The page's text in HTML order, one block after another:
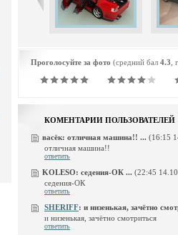
Проголосуйте за фото (средний бал 4.3
КОМЕНТАРИИ ПОЛЬЗОВАТЕЛЕЙ
васёк: отличная машина!! ... (16:15
отличная машина!!
ответить
KOLESO: седения-ОК ... (22:45
седения-ОК
ответить
SHERIFF: и низенькая, зачётно
и низенькая, зачётно смотриться
ответить